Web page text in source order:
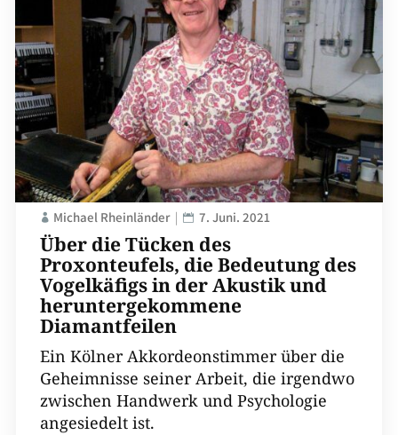
Über die Tücken des
Proxonteufels, die Bedeutung des
Vogelkäfigs in der Akustik und
heruntergekommene
Diamantfeilen
Michael Rheinländer 7. Juni. 2021
Ein Kölner Akkordeonstimmer über die
Geheimnisse seiner Arbeit, die irgendwo
zwischen Handwerk und Psychologie
angesiedelt ist.